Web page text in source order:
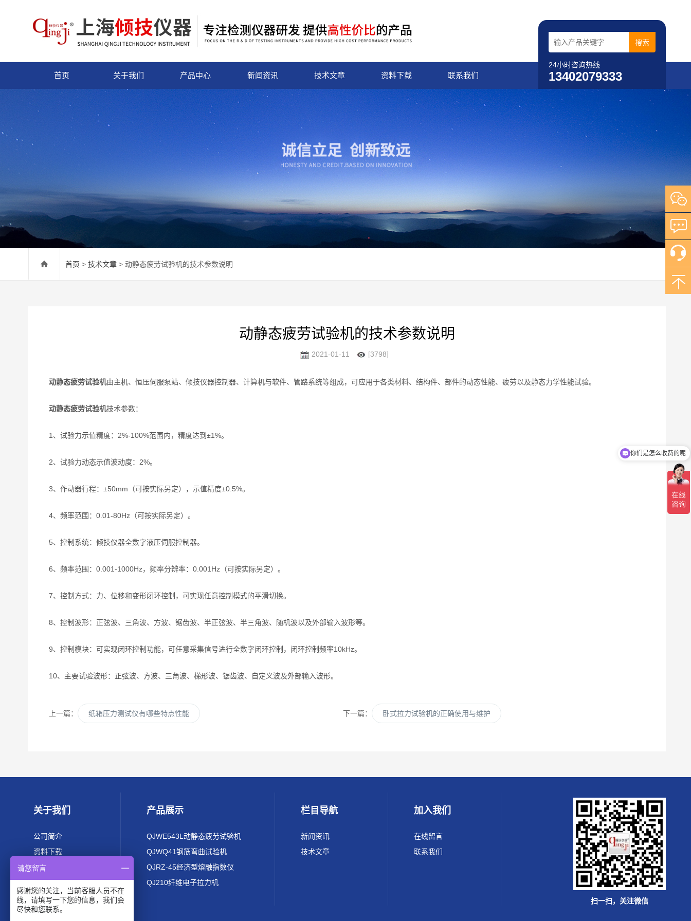
24小时咨询热线
13402079333
首页 关于我们 产品中心 新闻资讯 技术文章 资料下载 联系我们
首页 > 技术文章 > 动静态疲劳试验机的技术参数说明
动静态疲劳试验机的技术参数说明
2021-01-11 [3798]
动静态疲劳试验机由主机、恒压伺服泵站、倾技仪器控制器、计算机与软件、管路系统等组成，可应用于各类材料、结构件、部件的动态性能、疲劳以及静态力学性能试验。
动静态疲劳试验机技术参数：
1、试验力示值精度：2%-100%范围内，精度达到±1%。
2、试验力动态示值波动度：2%。
3、作动器行程：±50mm（可按实际另定），示值精度±0.5%。
4、频率范围：0.01-80Hz（可按实际另定）。
5、控制系统：倾技仪器全数字液压伺服控制器。
6、频率范围：0.001-1000Hz，频率分辨率：0.001Hz（可按实际另定）。
7、控制方式：力、位移和变形闭环控制，可实现任意控制模式的平滑切换。
8、控制波形：正弦波、三角波、方波、锯齿波、半正弦波、半三角波、随机波以及外部输入波形等。
9、控制模块：可实现闭环控制功能，可任意采集信号进行全数字闭环控制，闭环控制频率10kHz。
10、主要试验波形：正弦波、方波、三角波、梯形波、锯齿波、自定义波及外部输入波形。
上一篇： 纸箱压力测试仪有哪些特点性能 下一篇： 卧式拉力试验机的正确使用与维护
关于我们
公司简介
资料下载
产品展示
QJWE543L动静态疲劳试验机
QJWQ41钢筋弯曲试验机
QJRZ-45经济型熔融指数仪
QJ210纤维电子拉力机
栏目导航
新闻资讯
技术文章
加入我们
在线留言
联系我们
扫一扫，关注微信
现在有优惠活动吗
请您留言
感谢您的关注，当前客服人员不在
线，请填写一下您的信息，我们会
尽快和您联系。